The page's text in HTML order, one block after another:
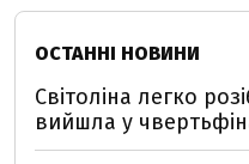
ОСТАННІ НОВИНИ
Світоліна легко
вийшла у